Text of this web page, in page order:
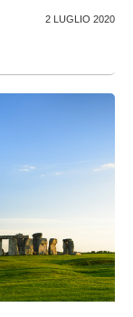
2 LUGLIO 2020